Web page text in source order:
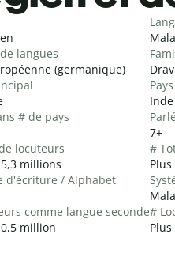
langues
(germanique)
# de pays
locuteurs
millions
d'écriture / Alphabet
comme langue seconde
million
Inde
7+
#
#